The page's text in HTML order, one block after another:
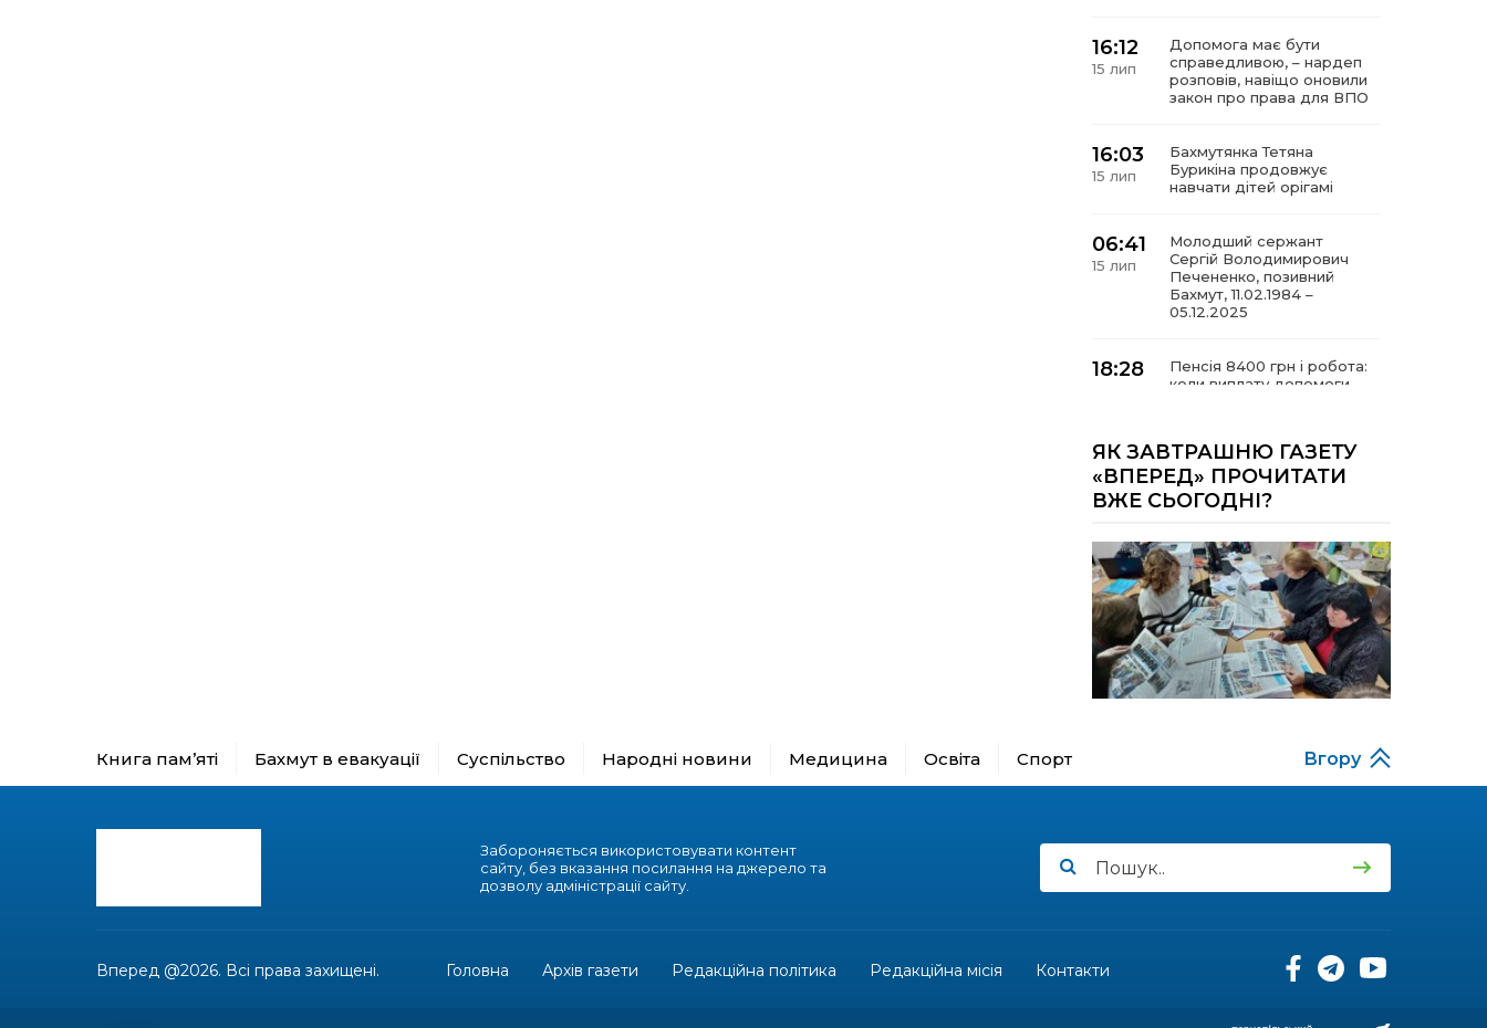
16:12
15 лип
Допомога має бути
справедливою, – нардеп
розповів, навіщо оновили
закон про права для ВПО
16:03
15 лип
Бахмутянка Тетяна
Бурикіна продовжує
навчати дітей орігамі
06:41
15 лип
Молодший сержант
Сергій Володимирович
Печененко, позивний
Бахмут, 11.02.1984 –
05.12.2025
18:28
Пенсія 8400 грн і робота:
коли виплату допомоги
18:24
14 лип
В Україні створять
Координаційну раду з
питань ВПО та
за кордону
18:15
14 лип
Бахмутський код на
Гощанщині: коли традиції
єднають громади
17:25
Маленькі бахмутяни у
10 лип
Морські мушлі в техніці
макраме
17:07
10 лип
Бахмутяни вибороли
настільного тенісу
08 лип
Юна бахмутянка Кіра
Радченко долучилася до
унікального інклюзивного
проєкту «КОЛО
ЯК ЗАВТРАШНЮ ГАЗЕТУ
«ВПЕРЕД» ПРОЧИТАТИ
ВЖЕ СЬОГОДНІ?
Книга пам’яті Бахмут в евакуації Суспільство Народні новини Медицина Освіта Спорт Вгору
Забороняється використовувати контент
сайту, без вказання посилання на джерело та
дозволу адміністрації сайту.
Вперед @2026. Всі права захищені. Головна Архів газети Редакційна політика Редакційна місія Контакти